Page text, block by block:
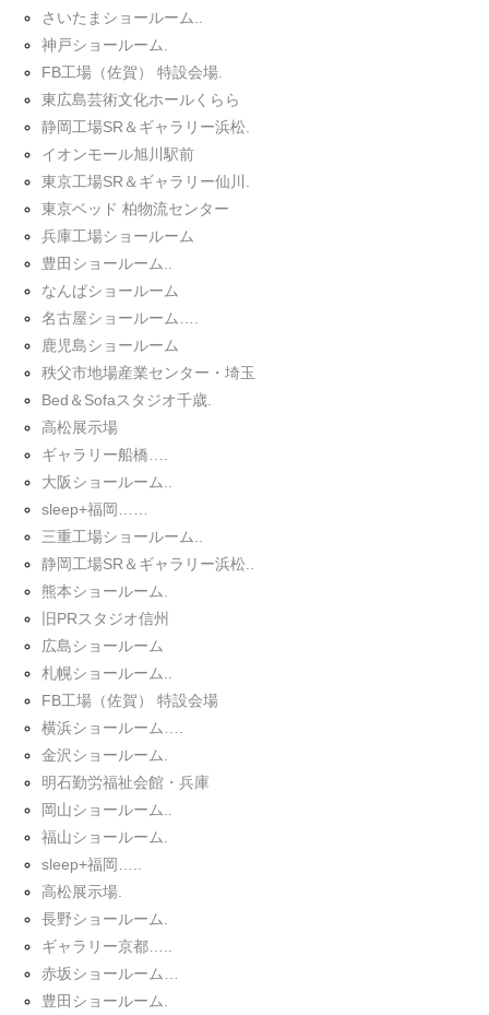
さいたまショールーム..
神戸ショールーム.
FB工場（佐賀） 特設会場.
東広島芸術文化ホールくらら
静岡工場SR＆ギャラリー浜松.
イオンモール旭川駅前
東京工場SR＆ギャラリー仙川.
東京ベッド 柏物流センター
兵庫工場ショールーム
豊田ショールーム..
なんばショールーム
名古屋ショールーム….
鹿児島ショールーム
秩父市地場産業センター・埼玉
Bed＆Sofaスタジオ千歳.
高松展示場
ギャラリー船橋….
大阪ショールーム..
sleep+福岡……
三重工場ショールーム..
静岡工場SR＆ギャラリー浜松..
熊本ショールーム.
旧PRスタジオ信州
広島ショールーム
札幌ショールーム..
FB工場（佐賀） 特設会場
横浜ショールーム….
金沢ショールーム.
明石勤労福祉会館・兵庫
岡山ショールーム..
福山ショールーム.
sleep+福岡…..
高松展示場.
長野ショールーム.
ギャラリー京都…..
赤坂ショールーム…
豊田ショールーム.